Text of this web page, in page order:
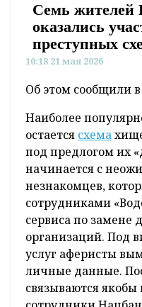
Семь жителей
оказались
преступных
10:18 21 мая 2026
Об этом сообщили
Наиболее
остается схема
под предлогом их
начинается с
незнакомцев,
сотрудниками
сервиса по замене
организаций. Под
услуг аферисты
личные данные.
связываются